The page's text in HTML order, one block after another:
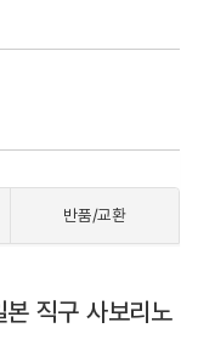
반품/교환
직구 사보리노